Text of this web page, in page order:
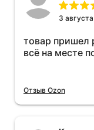
3
товар пришел
всё на месте
Отзыв Ozon